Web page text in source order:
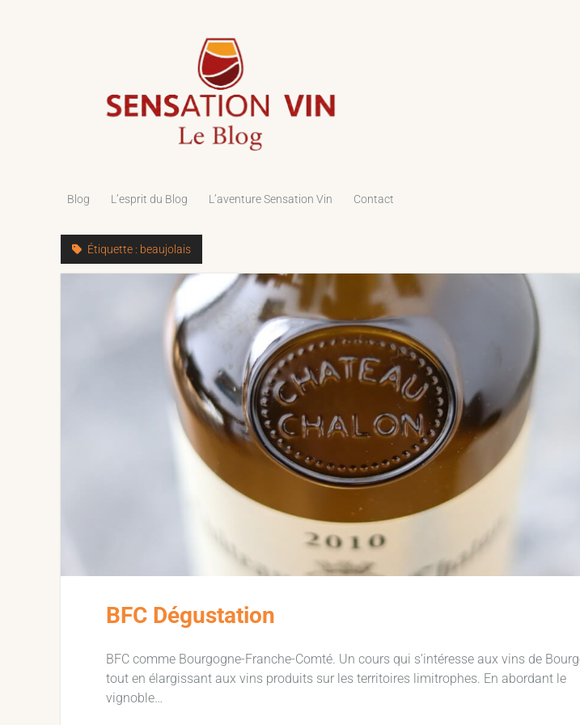
Sensation
Blog L’esprit du Blog L’aventure Sensation Vin Contact
Étiquette : beaujolais
BFC Dégustation
BFC comme Bourgogne-Franche-Comté. Un cours qui s’intéresse aux vins de
tout en élargissant aux vins produits sur les territoires limitrophes. En abordant le
vignoble…